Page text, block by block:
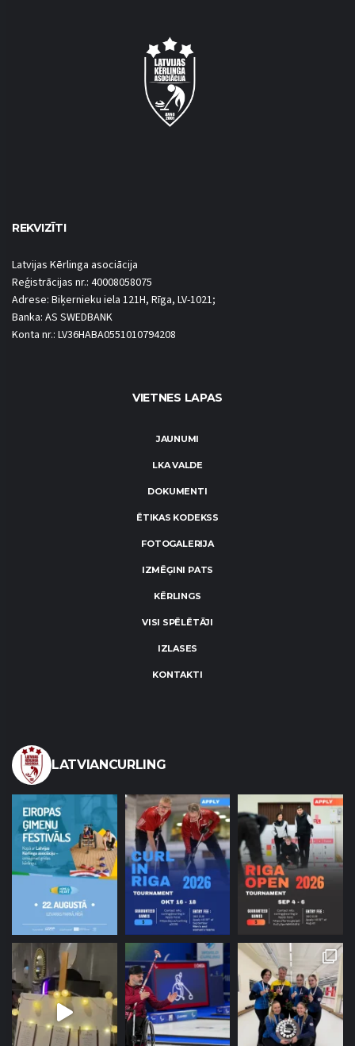
REKVIZĪTI
Latvijas Kērlinga asociācija
Reģistrācijas nr.: 40008058075
Adrese: Biķernieku iela 121H, Rīga, LV-1021;
Banka: AS SWEDBANK
Konta nr.: LV36HABA0551010794208
VIETNES LAPAS
JAUNUMI
LKA VALDE
DOKUMENTI
ĒTIKAS KODEKSS
FOTOGALERIJA
IZMĒĢINI PATS
KĒRLINGS
VISI SPĒLĒTĀJI
IZLASES
KONTAKTI
LATVIANCURLING